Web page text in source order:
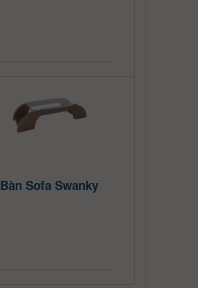
Bàn Sofa Swanky